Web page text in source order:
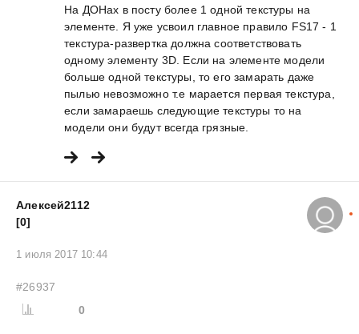
На ДОНах в посту более 1 одной текстуры на
элементе. Я уже усвоил главное правило FS17 - 1
текстура-развертка должна соответствовать
одному элементу 3D. Если на элементе модели
больше одной текстуры, то его замарать даже
пылью невозможно т.е марается первая текстура,
если замараешь следующие текстуры то на
модели они будут всегда грязные.
Алексей2112
[0]
1 июля 2017 10:44
#26937
0